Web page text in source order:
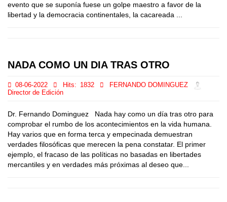
evento que se suponía fuese un golpe maestro a favor de la
libertad y la democracia continentales, la cacareada ...
NADA COMO UN DIA TRAS OTRO
08-06-2022 Hits: 1832
FERNANDO DOMINGUEZ
Director de Edición
Dr. Fernando Dominguez Nada hay como un día tras otro para
comprobar el rumbo de los acontecimientos en la vida humana.
Hay varios que en forma terca y empecinada demuestran
verdades filosóficas que merecen la pena constatar. El primer
ejemplo, el fracaso de las políticas no basadas en libertades
mercantiles y en verdades más próximas al deseo que...